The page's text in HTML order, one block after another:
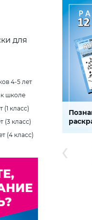
для
4-5 лет
к школе
(1 класс)
(3 класс)
(4 класс)
навыки